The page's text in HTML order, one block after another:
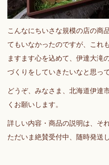
こんなにちいさな規模の店の商
てもいなかったのですが、これ
ますます心を込めて、伊達大滝
づくりをしていきたいなと思っ
どうぞ、みなさま、北海道伊達
くお願いします。
詳しい内容・商品の説明は、そ
ただいま絶賛受付中、随時発送